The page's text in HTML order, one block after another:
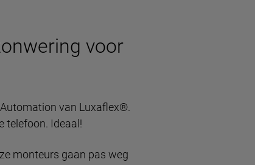
voor
van Luxaflex®.
telefoon. Ideaal!
monteurs gaan pas weg